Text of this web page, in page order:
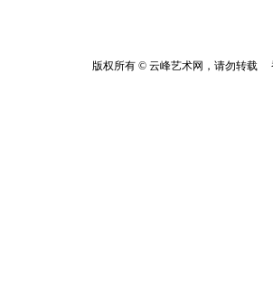
版权所有 © 云峰艺术网，请勿转载